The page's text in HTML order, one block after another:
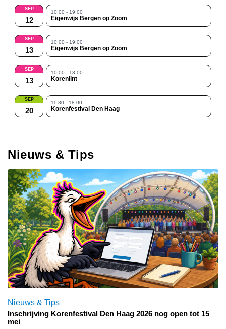
SEP
12
10:00 - 19:00
Eigenwijs Bergen op Zoom
SEP
13
10:00 - 19:00
Eigenwijs Bergen op Zoom
SEP
13
10:00 - 18:00
Korenlint
SEP
20
11:30 - 18:00
Korenfestival Den Haag
Nieuws & Tips
Nieuws & Tips
Inschrijving Korenfestival Den Haag 2026 nog open tot 15
mei